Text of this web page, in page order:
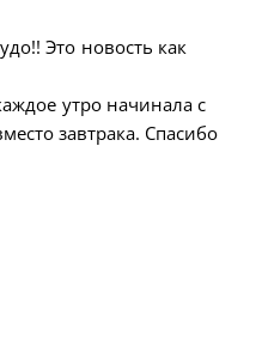
Это новость как
утро начинала с
завтрака. Спасибо